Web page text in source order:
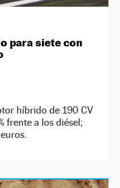
para siete con
híbrido de 190 CV
frente a los diésel;